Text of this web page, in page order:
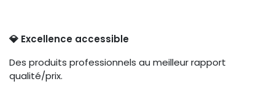
💎 Excellence accessible
Des produits professionnels au meilleur rapport
qualité/prix.